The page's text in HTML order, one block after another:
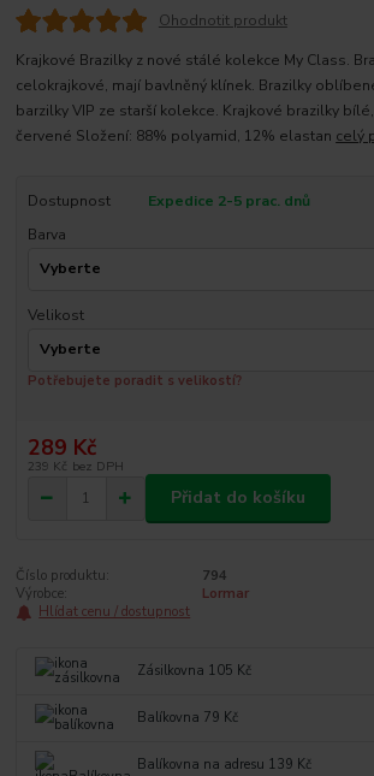
Ohodnotit produkt
Krajkové Brazilky z nové stálé kolekce My Class.
celokrajkové, mají bavlněný klínek. Brazilky
barzilky VIP ze starší kolekce. Krajkové brazilky
červené Složení: 88% polyamid, 12% elastan celý
Dostupnost
Expedice 2-5 prac. dnů
Barva
Velikost
Potřebujete poradit s velikostí?
289 Kč
239 Kč bez DPH
Přidat do košíku
Číslo produktu:
794
Výrobce:
Lormar
Hlídat cenu / dostupnost
Zásilkovna 105 Kč
Balíkovna 79 Kč
Balíkovna na adresu 139 Kč